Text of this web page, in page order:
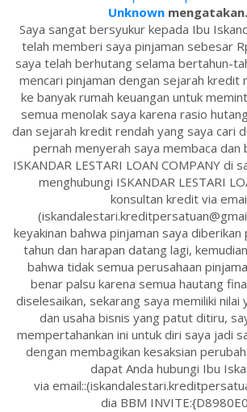
Unknown
Saya sangat bersyukur kepada Ibu
telah memberi saya pinjaman sebesar
saya telah berhutang selama bertahun-
mencari pinjaman dengan sejarah kredit
ke banyak rumah keuangan untuk
semua menolak saya karena rasio
dan sejarah kredit rendah yang saya cari
pernah menyerah saya membaca
ISKANDAR LESTARI LOAN COMPANY di
menghubungi ISKANDAR LESTARI
konsultan kredit via
keyakinan bahwa pinjaman saya diberikan
tahun dan harapan datang lagi,
bahwa tidak semua perusahaan
benar palsu karena semua hautang
diselesaikan, sekarang saya memiliki
dan usaha bisnis yang patut ditiru,
mempertahankan ini untuk diri saya jadi
dengan membagikan kesaksian
dapat Anda hubungi Ibu
via
dia BBM